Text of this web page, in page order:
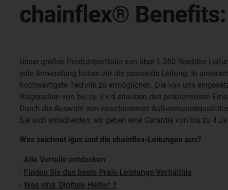
chainflex®
Unser großes Produktportfolio von über 1.350 flexiblen
jede Anwendung haben wir die passende Leitung. In
hochwertigste Technik zu ermöglichen. Die von uns
Biegeradien von bis zu 3 x d erlauben den problemlosen
Durch die Auswahl von verschiedenen
Sie sich entscheiden, wir geben eine Garantie von bis zu 4
Was zeichnet igus und die chainflex-Leitungen aus?
- Alle Vorteile entdecken
- Finden Sie das beste Preis-Leistungs-Verhältnis
- Was sind 'Digitale Helfer' ?